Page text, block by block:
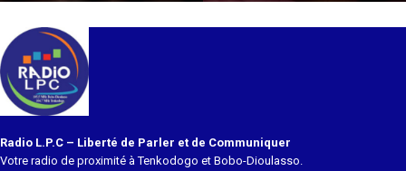
Radio L.P.C – Liberté de Parler et de Communiquer
Votre radio de proximité à Tenkodogo et Bobo-Dioulasso.